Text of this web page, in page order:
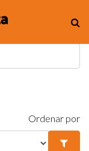
Ordenar por